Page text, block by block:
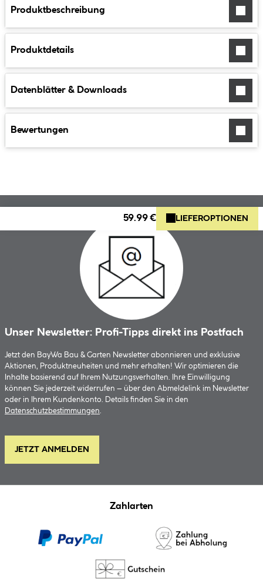
Produktbeschreibung
Produktdetails
Datenblätter & Downloads
Bewertungen
59.99 € LIEFEROPTIONEN
Unser Newsletter: Profi-Tipps direkt ins Postfach
Jetzt den BayWa Bau & Garten Newsletter abonnieren und exklusive
Aktionen, Produktneuheiten und mehr erhalten! Wir optimieren die
Inhalte basierend auf Ihrem Nutzungsverhalten. Ihre Einwilligung
können Sie jederzeit widerrufen – über den Abmeldelink im Newsletter
oder in Ihrem Kundenkonto. Details finden Sie in den
Datenschutzbestimmungen.
JETZT ANMELDEN
Zahlarten